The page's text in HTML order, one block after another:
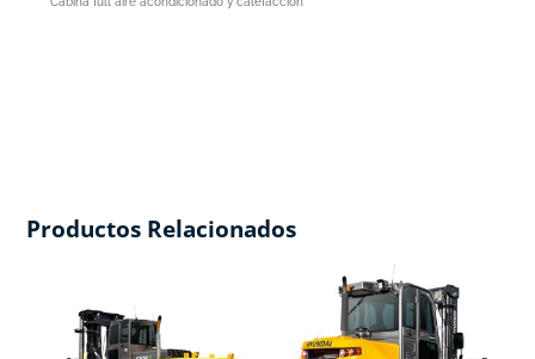
Productos Relacionados